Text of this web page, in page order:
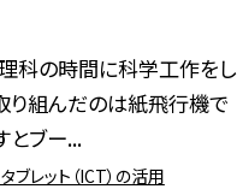
科の時間に科学工作をし
り組んだのは紙飛行機で
とブー...
レット（ICT）の活用